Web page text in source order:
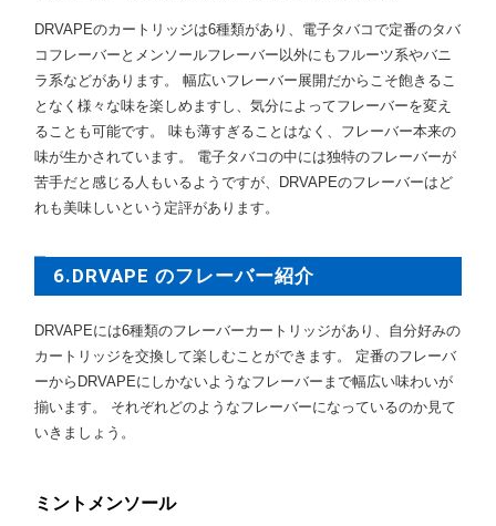
DRVAPEのカートリッジは6種類があり、電子タバコで定番のタバ
コフレーバーとメンソールフレーバー以外にもフルーツ系やバニ
ラ系などがあります。 幅広いフレーバー展開だからこそ飽きるこ
となく様々な味を楽しめますし、気分によってフレーバーを変え
ることも可能です。 味も薄すぎることはなく、フレーバー本来の
味が生かされています。 電子タバコの中には独特のフレーバーが
苦手だと感じる人もいるようですが、DRVAPEのフレーバーはど
れも美味しいという定評があります。
6.DRVAPE のフレーバー紹介
DRVAPEには6種類のフレーバーカートリッジがあり、自分好みの
カートリッジを交換して楽しむことができます。 定番のフレーバ
ーからDRVAPEにしかないようなフレーバーまで幅広い味わいが
揃います。 それぞれどのようなフレーバーになっているのか見て
いきましょう。
ミントメンソール